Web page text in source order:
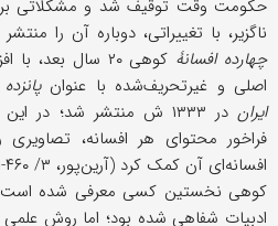
حکومت وقت توقیف شد و مشکلاتی
ناگزیر، با تغییراتی، دوباره آن را
چهارده افسانۀ
کوهی ۲۰ سال
اصلی و غیرتحریف‌شده با عنوان
ایران
در ۱۳۳۳ ش منتشر شد؛ در
فراخور محتوای هر افسانه،
افسانه‌ای آن کمک کرد (آرین‌پور، ۳/ ۴۶۰-۴۶۱).
کوهی نخستین کسی معرفی شده است
ادبیات شفاهی شده بود؛ اما روش